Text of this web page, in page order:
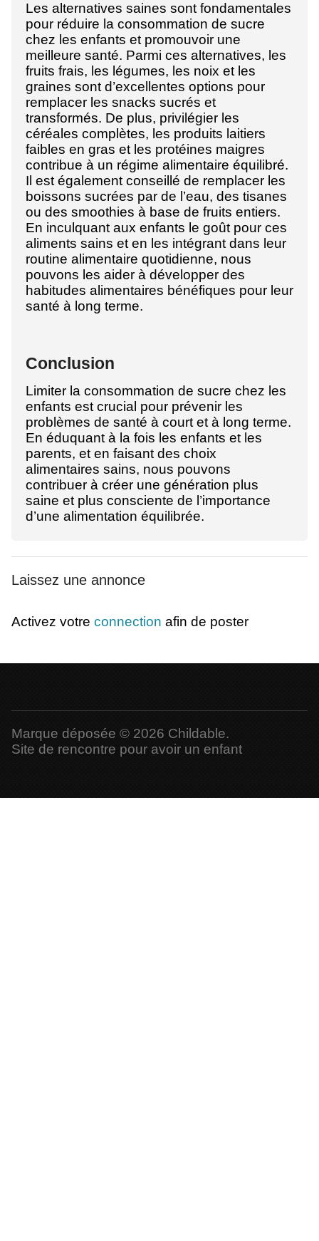
Les alternatives saines sont fondamentales
pour réduire la consommation de sucre
chez les enfants et promouvoir une
meilleure santé. Parmi ces alternatives, les
fruits frais, les légumes, les noix et les
graines sont d’excellentes options pour
remplacer les snacks sucrés et
transformés. De plus, privilégier les
céréales complètes, les produits laitiers
faibles en gras et les protéines maigres
contribue à un régime alimentaire équilibré.
Il est également conseillé de remplacer les
boissons sucrées par de l’eau, des tisanes
ou des smoothies à base de fruits entiers.
En inculquant aux enfants le goût pour ces
aliments sains et en les intégrant dans leur
routine alimentaire quotidienne, nous
pouvons les aider à développer des
habitudes alimentaires bénéfiques pour leur
santé à long terme.
Conclusion
Limiter la consommation de sucre chez les
enfants est crucial pour prévenir les
problèmes de santé à court et à long terme.
En éduquant à la fois les enfants et les
parents, et en faisant des choix
alimentaires sains, nous pouvons
contribuer à créer une génération plus
saine et plus consciente de l’importance
d’une alimentation équilibrée.
Laissez une annonce
Activez votre connection afin de poster
Marque déposée © 2026 Childable.
Site de rencontre pour avoir un enfant